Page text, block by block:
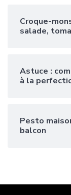
Croque-
salade,
Astuce :
à la
Pesto
balcon